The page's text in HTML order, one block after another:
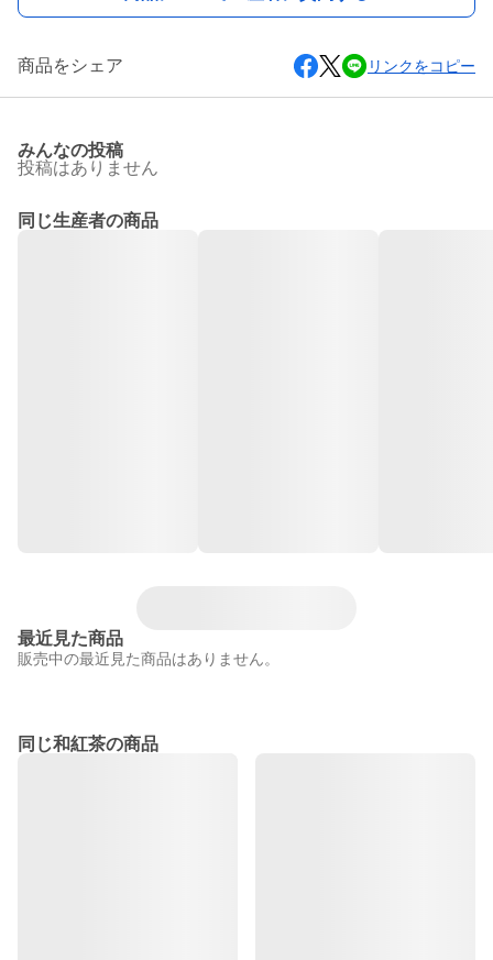
商品をシェア リンクをコピー
みんなの投稿
投稿はありません
同じ生産者の商品
最近見た商品
販売中の最近見た商品はありません。
同じ和紅茶の商品